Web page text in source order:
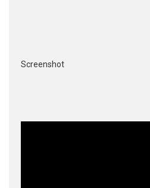
Screenshot